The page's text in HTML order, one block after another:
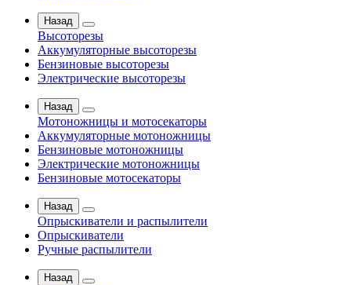
Назад
Высоторезы
Аккумуляторные высоторезы
Бензиновые высоторезы
Электрические высоторезы
Назад
Мотоножницы и мотосекаторы
Аккумуляторные мотоножницы
Бензиновые мотоножницы
Электрические мотоножницы
Бензиновые мотосекаторы
Назад
Опрыскиватели и распылители
Опрыскиватели
Ручные распылители
Назад